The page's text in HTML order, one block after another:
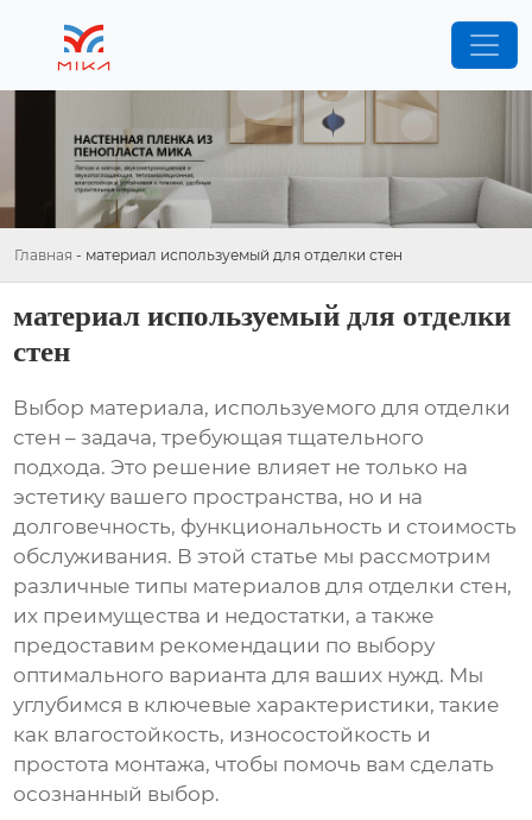
Главная - материал используемый для отделки стен
материал используемый для отделки
стен
Выбор материала, используемого для отделки
стен – задача, требующая тщательного
подхода. Это решение влияет не только на
эстетику вашего пространства, но и на
долговечность, функциональность и стоимость
обслуживания. В этой статье мы рассмотрим
различные типы материалов для отделки стен,
их преимущества и недостатки, а также
предоставим рекомендации по выбору
оптимального варианта для ваших нужд. Мы
углубимся в ключевые характеристики, такие
как влагостойкость, износостойкость и
простота монтажа, чтобы помочь вам сделать
осознанный выбор.